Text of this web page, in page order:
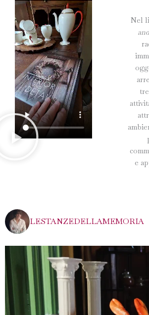
Nel
e
LESTANZEDELLAMEMORIA